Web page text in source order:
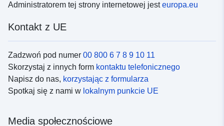
Administratorem tej strony internetowej jesteuropa.eu
Kontakt z UE
Zadzwoń pod numer 00 800 6 7 8 9 10 11
Skorzystaj z innych form kontaktu telefonicznego
Napisz do nas, korzystając z formularza
Spotkaj się z nami w lokalnym punkcie UE
Media społecznościowe